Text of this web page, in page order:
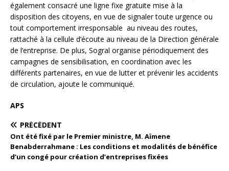
également consacré une ligne fixe gratuite mise à la
disposition des citoyens, en vue de signaler toute urgence ou
tout comportement irresponsable au niveau des routes,
rattaché à la cellule d’écoute au niveau de la Direction générale
de l’entreprise. De plus, Sogral organise périodiquement des
campagnes de sensibilisation, en coordination avec les
différents partenaires, en vue de lutter et prévenir les accidents
de circulation, ajoute le communiqué.
APS
PRÉCÉDENT
Ont été fixé par le Premier ministre, M. Aïmene
Benabderrahmane : Les conditions et modalités de bénéfice
d’un congé pour création d’entreprises fixées